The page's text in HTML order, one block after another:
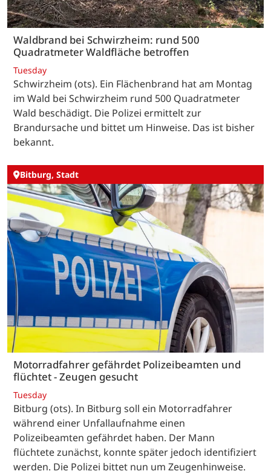
Waldbrand bei Schwirzheim: rund 500
Quadratmeter Waldfläche betroffen
Tuesday
Schwirzheim (ots). Ein Flächenbrand hat am Montag
im Wald bei Schwirzheim rund 500 Quadratmeter
Wald beschädigt. Die Polizei ermittelt zur
Brandursache und bittet um Hinweise. Das ist bisher
bekannt.
Bitburg, Stadt
Motorradfahrer gefährdet Polizeibeamten und
flüchtet - Zeugen gesucht
Tuesday
Bitburg (ots). In Bitburg soll ein Motorradfahrer
während einer Unfallaufnahme einen
Polizeibeamten gefährdet haben. Der Mann
flüchtete zunächst, konnte später jedoch identifiziert
werden. Die Polizei bittet nun um Zeugenhinweise.